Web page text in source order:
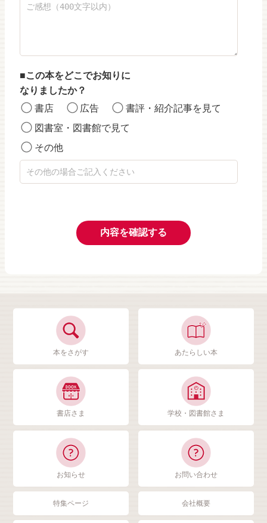
この本をどこでお知りに
なりましたか？
書店
広告
書評・紹介記事を見て
図書室・図書館で見て
その他
内容を確認する
本をさがす あたらしい本
書店さま 学校・図書館さま
お知らせ お問い合わせ
特集ページ 会社概要